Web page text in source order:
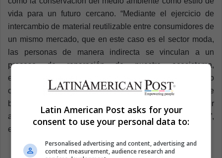
vida para un futuro cercano. “Mediante el ejercicio de
intercambio de material reutilizable entre consumidores de
un mismo mercado, que en este caso es el sector moda,
las personas de manera indirecta se vinculan a un
proceso de reparación de nuestro ecosistema,
extendiendo el tiempo de vida de las prendas a revender o
comprar, generando a su vez un flujo económico que
beneficia a los núcleos familiares que procuran por resistir
a la crisis económica y medioambiental de este siglo”,
expresó Sarmiento.
Latin American Post asks for your
consent to use your personal data to:
Personalised advertising and content, advertising and
content measurement, audience research and